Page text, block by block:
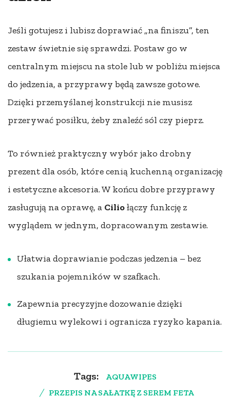
Jeśli gotujesz i lubisz doprawiać „na finiszu”, ten
zestaw świetnie się sprawdzi. Postaw go w
centralnym miejscu na stole lub w pobliżu miejsca
do jedzenia, a przyprawy będą zawsze gotowe.
Dzięki przemyślanej konstrukcji nie musisz
przerywać posiłku, żeby znaleźć sól czy pieprz.
To również praktyczny wybór jako drobny
prezent dla osób, które cenią kuchenną organizację
i estetyczne akcesoria. W końcu dobre przyprawy
zasługują na oprawę, a Ciliołączy funkcję z
wyglądem w jednym, dopracowanym zestawie.
Ułatwia doprawianie podczas jedzenia – bez
szukania pojemników w szafkach.
Zapewnia precyzyjne dozowanie dzięki
długiemu wylekowi i ogranicza ryzyko kapania.
Tags:
AQUAWIPES
PRZEPIS NA SAŁATKĘ Z SEREM FETA